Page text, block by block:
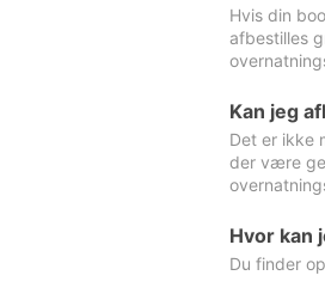
Hvis din
afbestilles
Kan jeg
Det er ikke
der være
Hvor kan
Du finder